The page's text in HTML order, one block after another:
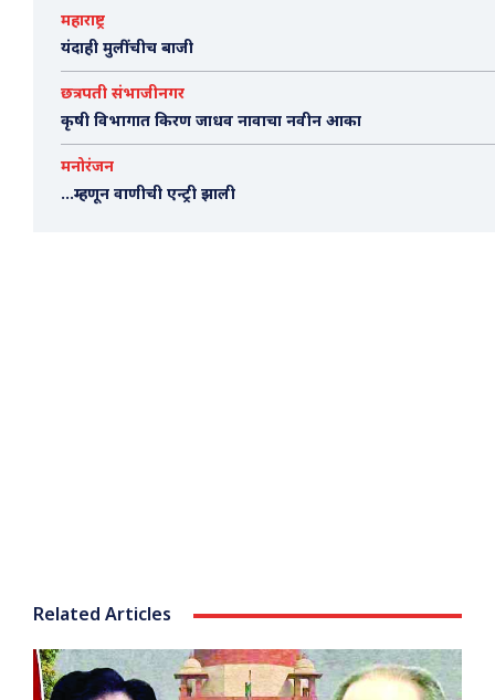
महाराष्ट्र
यंदाही मुलींचीच बाजी
छत्रपती संभाजीनगर
कृषी विभागात किरण जाधव नावाचा नवीन आका
मनोरंजन
…म्हणून वाणीची एन्ट्री झाली
Related Articles